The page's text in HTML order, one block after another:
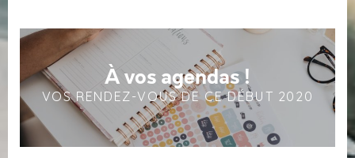
À vos agendas !
VOS RENDEZ-VOUS DE CE DÉBUT 2020